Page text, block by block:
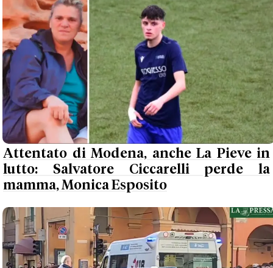
Attentato di Modena, anche La Pieve in
lutto: Salvatore Ciccarelli perde la
mamma, Monica Esposito